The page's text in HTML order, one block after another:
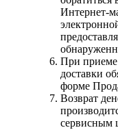
Интернет-
При приеме
доставки
форме
Возврат
сервисным